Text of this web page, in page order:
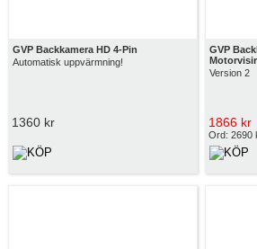
GVP Backkamera HD 4-Pin
Automatisk uppvärmning!
1360 kr
GVP
Motorvisir
Version 2
1866 kr
Ord: 2690